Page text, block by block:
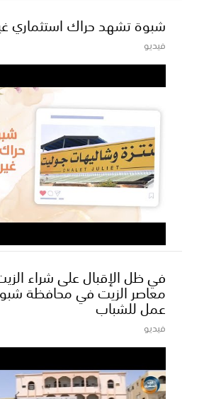
شبوة تشهد حراك استثماري
فيديو
في ظل الإقبال على شراء
معاصر الزيت في محافظة
عمل للشباب
فيديو